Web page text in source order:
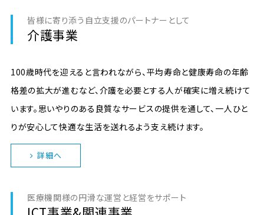
皆様に寄り添う自立支援のパートナーとして
介護事業
100歳時代を迎えると言われながら、平均寿命と健康寿命の年齢
格差の拡大が進むなど、介護を必要とする人が確実に増え続けて
います。思いやりのある良質なサービスの提供を通して、一人ひと
りが安心して快適な生活を送れるよう支え続けます。
詳細へ
医療機関様の円滑な運営と経営をサポート